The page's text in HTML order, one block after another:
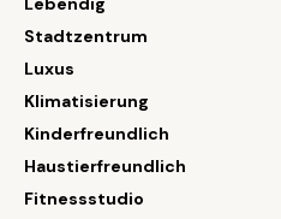
Stadtzentrum
Luxus
Klimatisierung
Kinderfreundlich
Haustierfreundlich
Fitnessstudio